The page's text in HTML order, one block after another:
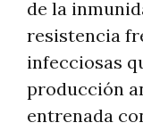
de la
resistencia
infecciosas
producción
entrenada